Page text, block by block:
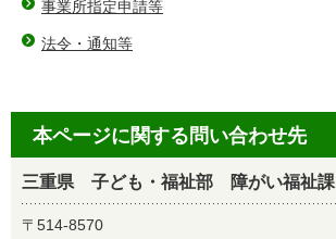
事業所指定申請等
法令・通知等
本ページに関する問い合わせ先
三重県 子ども・福祉部 障がい福祉課
〒514-8570